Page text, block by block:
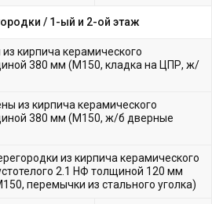
/ 1-ый и 2-ой этаж
кирпича керамического
380 мм (М150, кладка на ЦПР, ж/
из кирпича керамического
380 мм (М150, ж/б дверные
из кирпича керамического
2.1 НФ толщиной 120 мм
перемычки из стального уголка)